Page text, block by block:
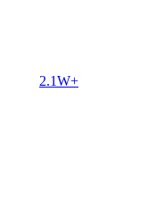
2.1W+